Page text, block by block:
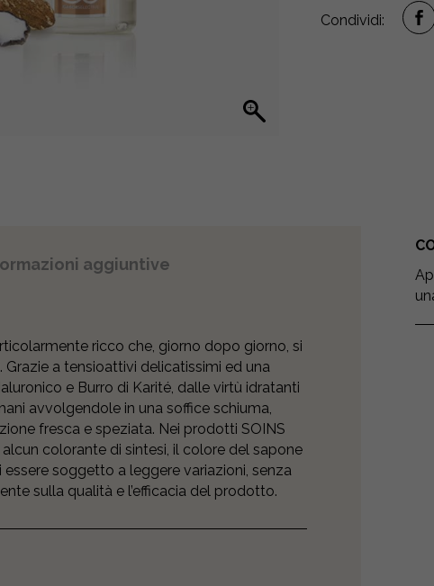
Condividi:
aggiuntive
ricco che, giorno dopo giorno, si
Grazie a tensioattivi delicatissimi ed una
e Burro di Karité, dalle virtù idratanti
avvolgendole in una soffice schiuma,
fresca e speziata. Nei prodotti SOINS
alcun colorante di sintesi, il colore del sapone
soggetto a leggere variazioni, senza
sulla qualità e l’efficacia del prodotto.